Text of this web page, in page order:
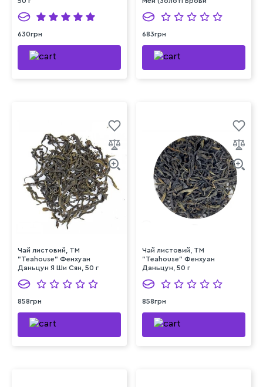
630грн 683грн
Чай листовий, ТМ
"Teahouse" Фенхуан
Даньцун Я Ши Сян, 50 г
858грн
Чай листовий, ТМ
"Teahouse" Фенхуан
Даньцун, 50 г
858грн